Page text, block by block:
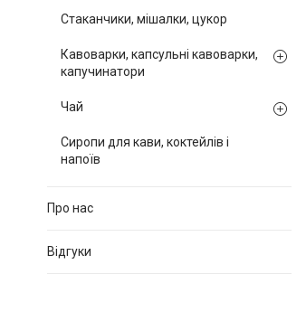
Стаканчики, мішалки, цукор
Кавоварки, капсульні кавоварки,
капучинатори
Чай
Сиропи для кави, коктейлів і
напоїв
Про нас
Відгуки